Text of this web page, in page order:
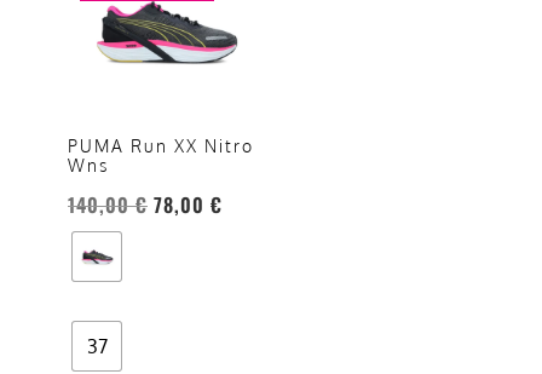
PUMA Run XX Nitro
Wns
140,00€ 78,00 €
37
opzioni
possono
essere
scelte
nella
del
prodotto